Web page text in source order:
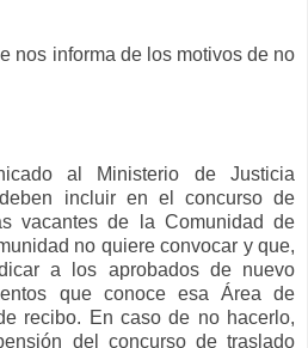
nos informa de los motivos de no
al Ministerio de Justicia
incluir en el concurso de
vacantes de la Comunidad de
no quiere convocar y que,
a los aprobados de nuevo
que conoce esa Área de
recibo. En caso de no hacerlo,
del concurso de traslado